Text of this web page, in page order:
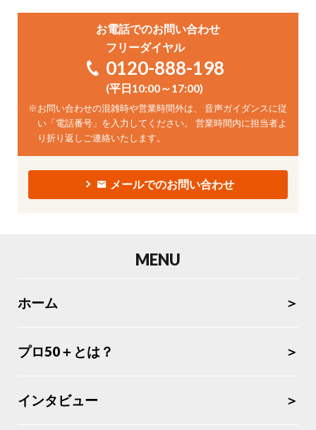
お電話でのお問い合わせ
フリーダイヤル
0120-888-198
(平日10:00～17:00)
※お問い合わせの混雑時や営業時間外は、 音声ガイダンスに従
い「電話番号」を入力してください。 営業時間内に担当者よ
り折り返しご連絡いたします。
メールでのお問い合わせ
MENU
ホーム
プロ50＋とは？
インタビュー